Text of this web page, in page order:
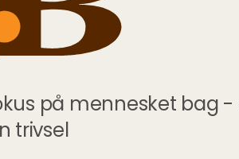
på mennesket bag -
trivsel